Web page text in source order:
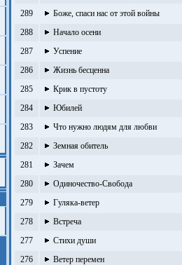
289
Боже, спаси нас от этой войны
288
Начало осени
287
Успение
286
Жизнь бесценна
285
Крик в пустоту
284
Юбилей
283
Что нужно людям для любви
282
Земная обитель
281
Зачем
280
Одиночество-Свобода
279
Гуляка-ветер
278
Встреча
277
Стихи души
276
Ветер перемен